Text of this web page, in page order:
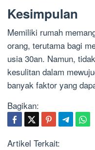
Kesimpulan
Memiliki rumah
orang, terutama bagi
usia 30an. Namun,
kesulitan dalam
banyak faktor yang
Bagikan:
Artikel Terkait: